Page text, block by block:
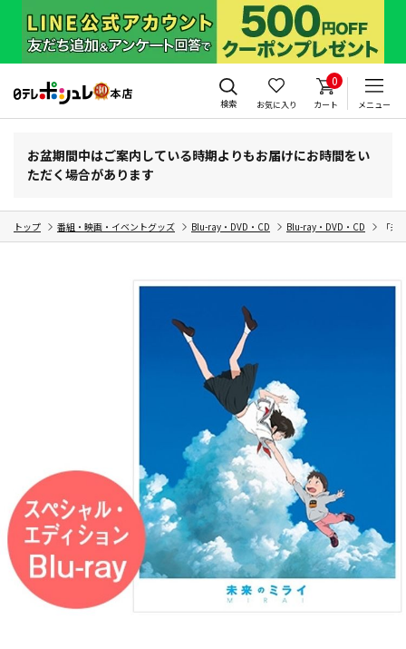
検索 お気に入り
0
カート メニュー
お盆期間中はご案内している時期よりもお届けにお時間をい
ただく場合があります
トップ 番組・映画・イベントグッズ Blu-ray・DVD・CD Blu-ray・DVD・CD 「